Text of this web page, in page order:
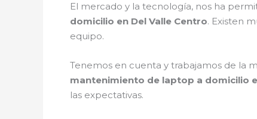
El mercado y la tecnología, nos ha
domicilio en Del Valle Centro. Existen
equipo.
Tenemos en cuenta y trabajamos de la
mantenimiento de laptop a domicilio
las expectativas.